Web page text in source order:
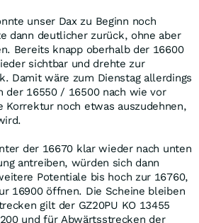
unser Dax zu Beginn noch
dann deutlicher zurück, ohne aber
Bereits knapp oberhalb der 16600
sichtbar und drehte zur
Damit wäre zum Dienstag allerdings
der 16550 / 16500 nach wie vor
Korrektur noch etwas auszudehnen,
der 16670 klar wieder nach unten
antreiben, würden sich dann
Potentiale bis hoch zur 16760,
16900 öffnen. Die Scheine bleiben
gilt der GZ20PU KO 13455
und für Abwärtsstrecken der